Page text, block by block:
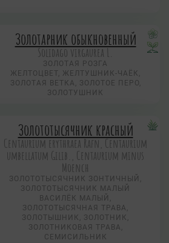
Золотарник обыкновенный
Solidago virgaurea L.
ЗОЛОТАЯ РОЗГА
ЖЕЛТОЦВЕТ, ЖЕЛТУШНИК-ЧАЁК,
ЗОЛОТАЯ ВЕТКА, ЗОЛОТОЕ ПЕРО,
ЗОЛОТУШНИК
Золототысячник красный
Centaurium erythraea Rafn, Centaurium
umbellatum Gilib., Centaurium minus
Moench
ЗОЛОТОТЫСЯЧНИК ЗОНТИЧНЫЙ,
ЗОЛОТОТЫСЯЧНИК МАЛЫЙ
ВАСИЛЁК МАЛЫЙ,
ЗОЛОТОТЫСЯЧНАЯ ТРАВА,
ЗОЛОТЫШНИК, ЗОЛОТНИК,
ЗОЛОТНИКОВАЯ ТРАВА,
СЕМИСИЛЬНИК